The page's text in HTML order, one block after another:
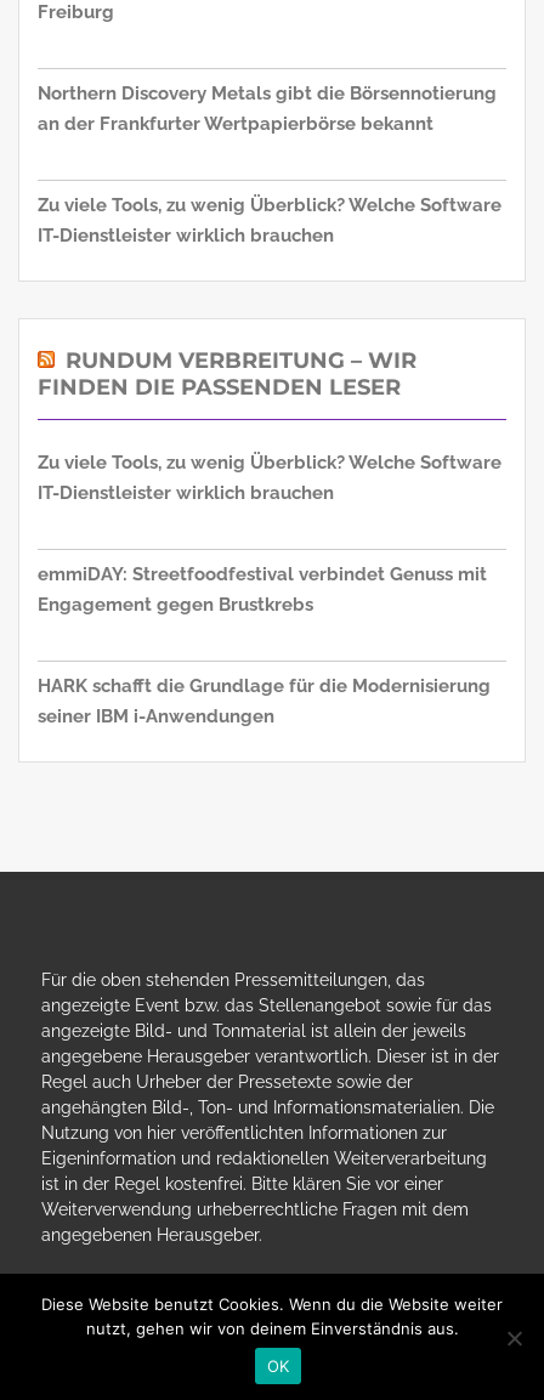
Freiburg
Northern Discovery Metals gibt die Börsennotierung
an der Frankfurter Wertpapierbörse bekannt
Zu viele Tools, zu wenig Überblick? Welche Software
IT-Dienstleister wirklich brauchen
RUNDUM VERBREITUNG – WIR
FINDEN DIE PASSENDEN LESER
Zu viele Tools, zu wenig Überblick? Welche Software
IT-Dienstleister wirklich brauchen
emmiDAY: Streetfoodfestival verbindet Genuss mit
Engagement gegen Brustkrebs
HARK schafft die Grundlage für die Modernisierung
seiner IBM i-Anwendungen
Für die oben stehenden Pressemitteilungen, das
angezeigte Event bzw. das Stellenangebot sowie für das
angezeigte Bild- und Tonmaterial ist allein der jeweils
angegebene Herausgeber verantwortlich. Dieser ist in der
Regel auch Urheber der Pressetexte sowie der
angehängten Bild-, Ton- und Informationsmaterialien. Die
Nutzung von hier veröffentlichten Informationen zur
Eigeninformation und redaktionellen Weiterverarbeitung
ist in der Regel kostenfrei. Bitte klären Sie vor einer
Weiterverwendung urheberrechtliche Fragen mit dem
angegebenen Herausgeber.
Diese Website benutzt Cookies. Wenn du die Website weiter
nutzt, gehen wir von deinem Einverständnis aus.
OK